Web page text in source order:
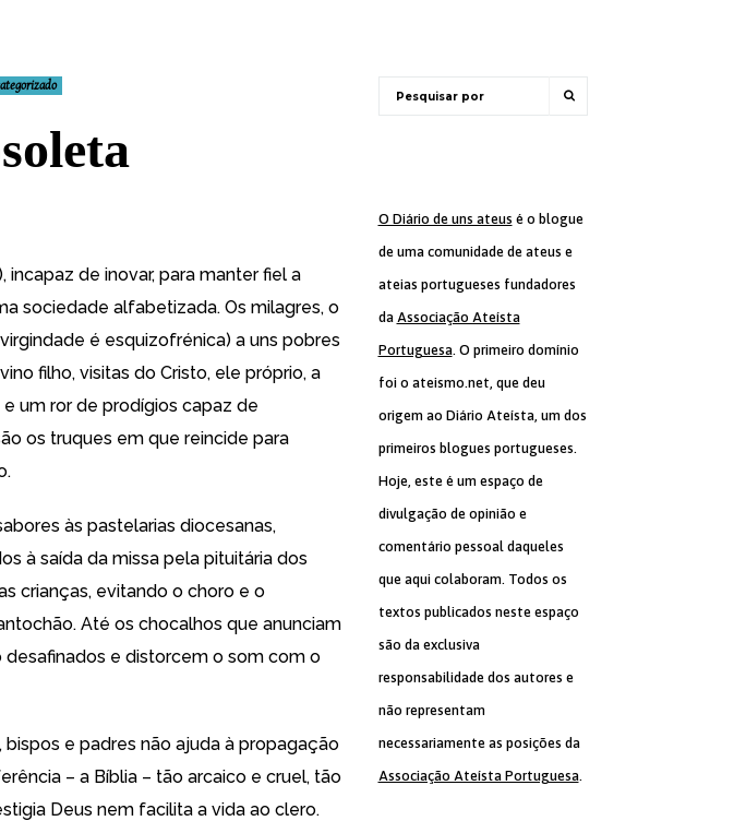
incapaz de inovar, para manter fiel a
sociedade alfabetizada. Os milagres, o
é esquizofrénica) a uns pobres
filho, visitas do Cristo, ele próprio, a
um ror de prodígios capaz de
os truques em que reincide para
às pastelarias diocesanas,
à saída da missa pela pituitária dos
crianças, evitando o choro e o
Até os chocalhos que anunciam
desafinados e distorcem o som com o
e padres não ajuda à propagação
– a Bíblia – tão arcaico e cruel, tão
Deus nem facilita a vida ao clero.
O Diário de uns ateus é o blogue
de uma comunidade de ateus e
ateias portugueses fundadores
da Associação Ateísta
Portuguesa. O primeiro domínio
foi o ateismo.net, que deu
origem ao Diário Ateísta, um dos
primeiros blogues portugueses.
Hoje, este é um espaço de
divulgação de opinião e
comentário pessoal daqueles
que aqui colaboram. Todos os
textos publicados neste espaço
são da exclusiva
responsabilidade dos autores e
não representam
necessariamente as posições da
Associação Ateísta Portuguesa.